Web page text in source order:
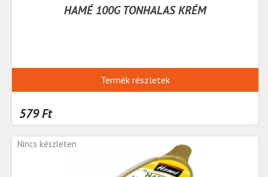
HAMÉ 100G TONHALAS KRÉM
Termék részletek
579 Ft
Nincs készleten